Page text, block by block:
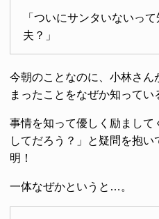
「ついにサンタいないっ
夫？」
今朝のことなのに、小林さん
まったことをなぜか知ってい
事情を知って優しく励まして
してだろう？」と疑問を抱
明！
一体なぜかというと…。